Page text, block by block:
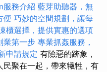
服務介紹 藍芽助聽器，無
便 巧妙的空間規劃，讓每
櫃選擇，提供實惠的選項
業第一步 專業抓姦服務，
申請規定 有險惡的跡象，
聚在一起，帶來犧牲，有